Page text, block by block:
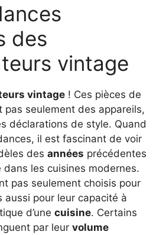
des
vintage
vintage ! Ces pièces de
pas seulement des appareils,
déclarations de style. Quand
il est fascinant de voir
des années précédentes
dans les cuisines modernes.
pas seulement choisis pour
aussi pour leur capacité à
d’une cuisine. Certains
par leur volume